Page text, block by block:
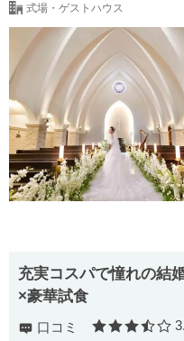
式場・ゲストハウス
充実コスパで憧れの結
×豪華試食
口コミ